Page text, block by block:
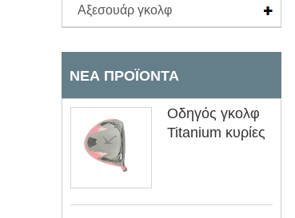
Αξεσουάρ γκολφ
ΝΈΑ ΠΡΟΪΌΝΤΑ
Οδηγός γκολφ
Titanium κυρίες